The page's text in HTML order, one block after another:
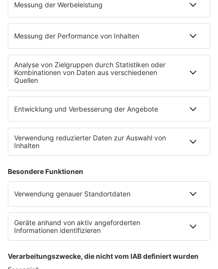
Mitmachen
Aktionen & Events
90s90s Countdown
Empfang
90s90s App
Sonos
Service
FAQs
Kontakt
Datenschutz
Datenschutz Facebook & Instagram-Fanpage
Datenschutzeinstellungen
Allgemeine Teilnahmebedingungen
Werbung schalten
80s80s.de